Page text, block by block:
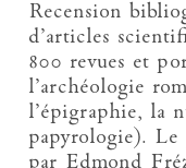
Recension
d’articles
800 revues et
l’archéologie
l’épigraphie, la
papyrologie). Le
par Edmond